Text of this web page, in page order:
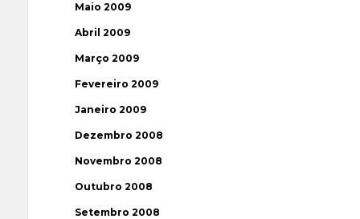
Maio 2009
Abril 2009
Março 2009
Fevereiro 2009
Janeiro 2009
Dezembro 2008
Novembro 2008
Outubro 2008
Setembro 2008